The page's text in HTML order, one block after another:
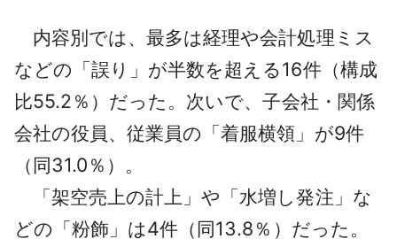
内容別では、最多は経理や会計処理ミス
などの「誤り」が半数を超える16件（構成
比55.2％）だった。次いで、子会社・関係
会社の役員、従業員の「着服横領」が9件
（同31.0％）。
「架空売上の計上」や「水増し発注」な
どの「粉飾」は4件（同13.8％）だった。